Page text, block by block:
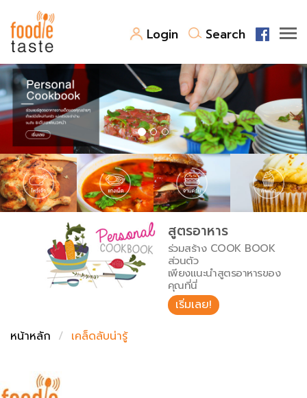
Login Search
สูตรอาหาร
สูตรอาหารล่าสุด
Top Foodie
พาไปชิม
สารพันก้นครัว
เคล็ดลับน่ารู้
เปรียบเทียบหน่วยการตวง
เปรียบเทียบอุณหภูมิ
เปรียบเทียบน้ำหนักวัตถุดิบ
FoodPedia
สร้าง Cookbook
สูตรอาหาร
ร่วมสร้าง COOK BOOK
ส่วนตัว
เพียงแนะนำสูตรอาหารของ
คุณที่นี่
เริ่มเลย!
หน้าหลัก
เคล็ดลับน่ารู้